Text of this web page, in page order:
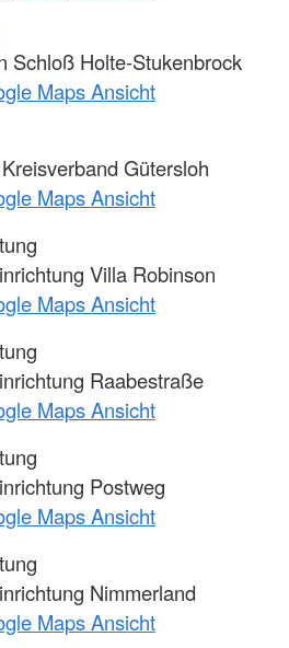
Schloß Holte-Stukenbrock
Maps Ansicht
Gütersloh
Maps Ansicht
Villa Robinson
Maps Ansicht
Raabestraße
Maps Ansicht
Postweg
Maps Ansicht
Nimmerland
Maps Ansicht